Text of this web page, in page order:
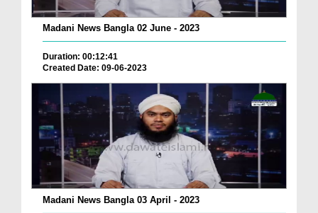
Madani News Bangla 02 June - 2023
Duration: 00:12:41
Created Date: 09-06-2023
Madani News Bangla 03 April - 2023